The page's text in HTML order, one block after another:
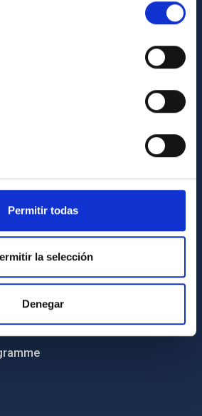
Permitir todas
la selección
Denegar
fraud policy
diversity